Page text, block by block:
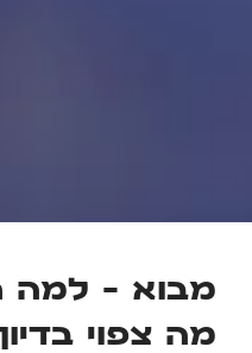
מבוא – למה
מה צפוי